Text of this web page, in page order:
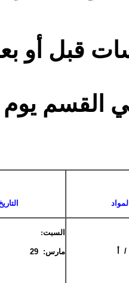
قبل أو
القسم يوم
/ أ
السبت:
مارس: 29